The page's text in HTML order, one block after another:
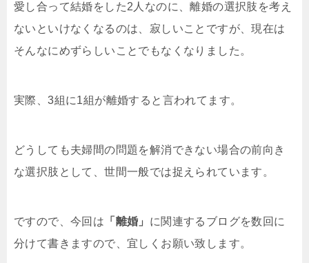
愛し合って結婚をした2人なのに、離婚の選択肢を考え
ないといけなくなるのは、寂しいことですが、現在は
そんなにめずらしいことでもなくなりました。
実際、3組に1組が離婚すると言われてます。
どうしても夫婦間の問題を解消できない場合の前向き
な選択肢として、世間一般では捉えられています。
ですので、今回は 「離婚」 に関連するブログを数回に
分けて書きますので、宜しくお願い致します。